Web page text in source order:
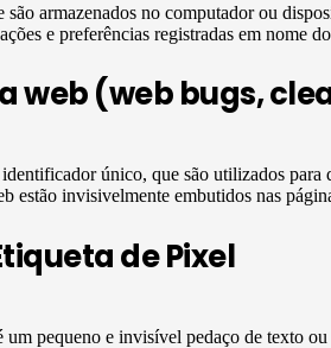
são armazenados no computador ou
e preferências registradas em nome do
web (web bugs,
único, que são utilizados
estão invisivelmente embutidos nas
de Pixel
um pequeno e invisível pedaço de texto